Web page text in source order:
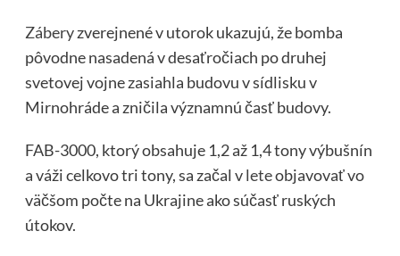
Záberyzverejnené v utorok ukazujú, že bomba
pôvodne nasadená v desaťročiach po druhej
svetovej vojne zasiahla budovu v sídlisku v
Mirnohráde a zničila významnú časť budovy.
FAB-3000, ktorý obsahuje 1,2 až 1,4 tony výbušnín
a váži celkovo tri tony, sa začal vleteobjavovať vo
väčšom počte na Ukrajine ako súčasť ruských
útokov.